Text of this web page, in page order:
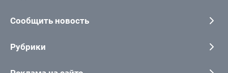
Сообщить новость
Рубрики